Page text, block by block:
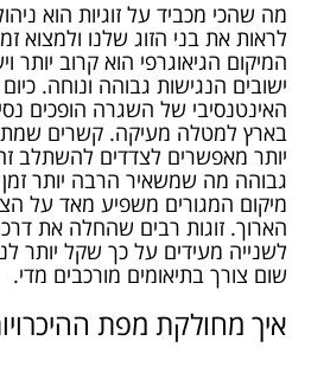
מה שהכי מכביד על זוגיות הוא
לראות את בני הזוג שלנו ולמצוא
המיקום הגיאוגרפי הוא קרוב יותר
ישובים הנגישות גבוהה ונוחה.
האינטנסיבי של השגרה הופכים
בארץ למטלה מעיקה. קשרים
יותר מאפשרים לצדדים להשתלב
גבוהה מה שמשאיר הרבה יותר
מיקום המגורים משפיע מאד על
הארוך. זוגות רבים שהחלה את
לשנייה מעידים על כך שקל יותר
שום צורך בתיאומים מורכבים מדי.
איך מחולקת מפת